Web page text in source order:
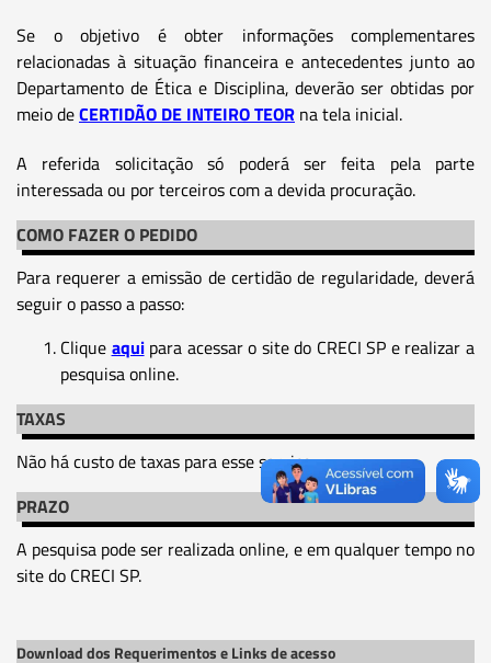
Se o objetivo é obter informações complementares
relacionadas à situação financeira e antecedentes junto ao
Departamento de Ética e Disciplina, deverão ser obtidas por
meio deCERTIDÃO DE INTEIRO TEOR na tela inicial.
A referida solicitação só poderá ser feita pela parte
interessada ou por terceiros com a devida procuração.
COMO FAZER O PEDIDO
Para requerer a emissão de certidão de regularidade, deverá
seguir o passo a passo:
Clique aquipara acessar o site do CRECI SP e realizar a
pesquisa online.
TAXAS
Não há custo de taxas para esse serviço.
PRAZO
A pesquisa pode ser realizada online, e em qualquer tempo no
site do CRECI SP.
Download dos Requerimentos e Links de acesso